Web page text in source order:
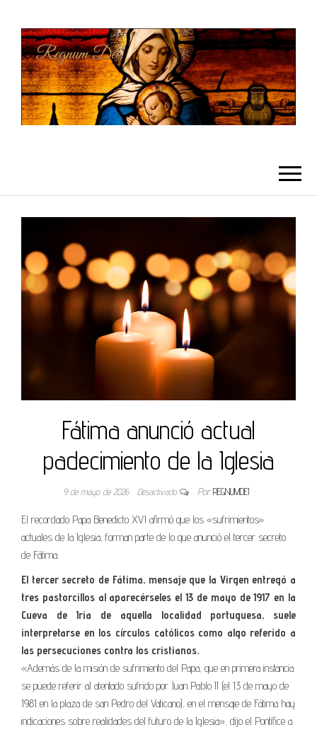
Fátima anunció actual
padecimiento de la Iglesia
9 de mayo de 2026 Desactivado Por REGNUMDEI
El recordado Papa Benedicto XVI afirmó que los «sufrimientos»
actuales de la Iglesia, forman parte de lo que anunció el tercer secreto
de Fátima.
El tercer secreto de Fátima, mensaje que la Virgen entregó a
tres pastorcillos al aparecérseles el 13 de mayo de 1917 en la
Cueva de Iria de aquella localidad portuguesa, suele
interpretarse en los círculos católicos como algo referido a
las persecuciones contra los cristianos.
«Además de la misión de sufrimiento del Papa, que en primera instancia
se puede referir al atentado sufrido por Juan Pablo II (el 13 de mayo de
1981 en la plaza de san Pedro del Vaticano), en el mensaje de Fátima hay
indicaciones sobre realidades del futuro de la Iglesia», dijo el Pontífice a